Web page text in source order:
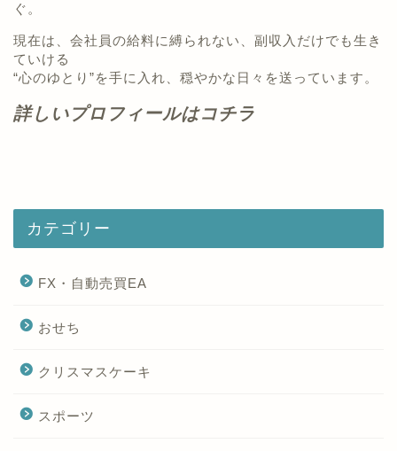
ぐ。
現在は、会社員の給料に縛られない、副収入だけでも生き
ていける
“心のゆとり”を手に入れ、穏やかな日々を送っています。
詳しいプロフィールはコチラ
カテゴリー
FX・自動売買EA
おせち
クリスマスケーキ
スポーツ